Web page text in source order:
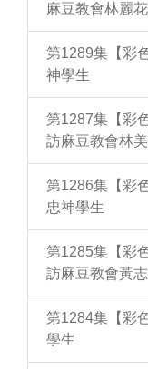
麻豆教會林麗
第1289集【彩
神學生
第1287集【彩
訪麻豆教會林
第1286集【彩
忠神學生
第1285集【彩
訪麻豆教會黃
第1284集【彩
學生